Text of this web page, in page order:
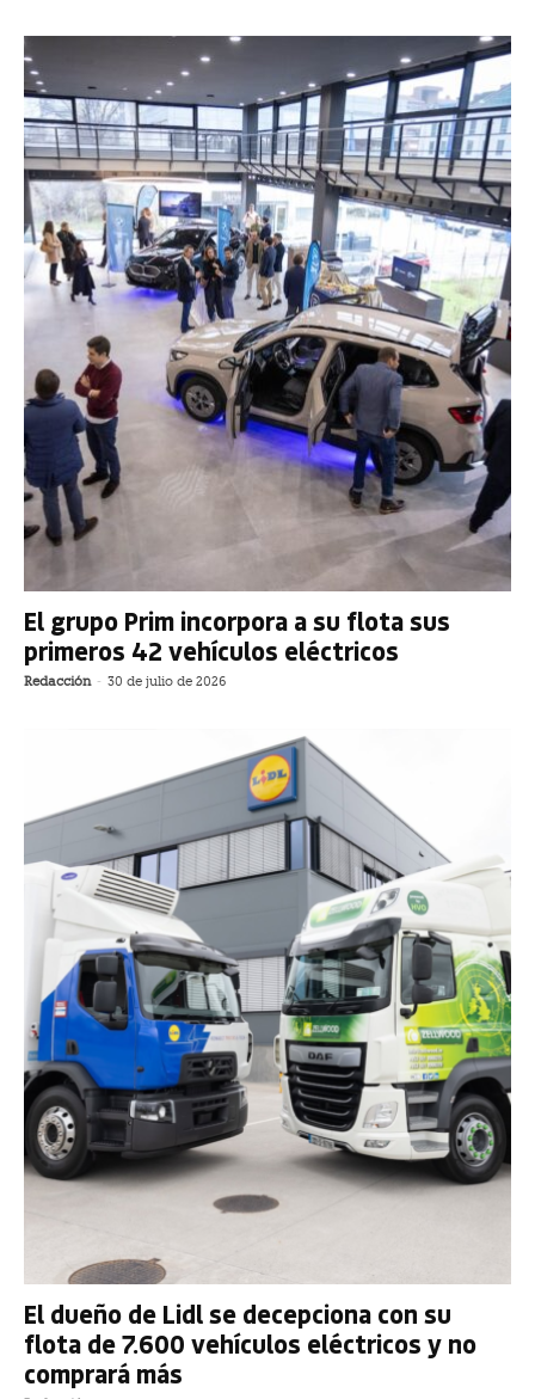
El grupo Prim incorpora a su flota sus
primeros 42 vehículos eléctricos
Redacción - 30 de julio de 2026
El dueño de Lidl se decepciona con su
flota de 7.600 vehículos eléctricos y no
comprará más